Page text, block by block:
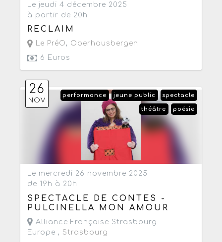
Le jeudi 4 décembre 2025
à partir de 20h
RECLAIM
Le PréO, Oberhausbergen
6 Euros
26
NOV
spectacle
jeune public
performance
poésie
théâtre
Le mercredi 26 novembre 2025
de 19h à 20h
SPECTACLE DE CONTES -
PULCINELLA MON AMOUR
Alliance Française Strasbourg
Europe , Strasbourg